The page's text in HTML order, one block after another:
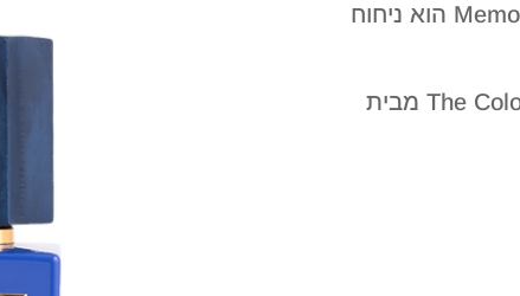
הבושם Concordia של חברת Memoize London הוא ניחוח
הבושם מתוך סדרה The Colour Range Collection מבית